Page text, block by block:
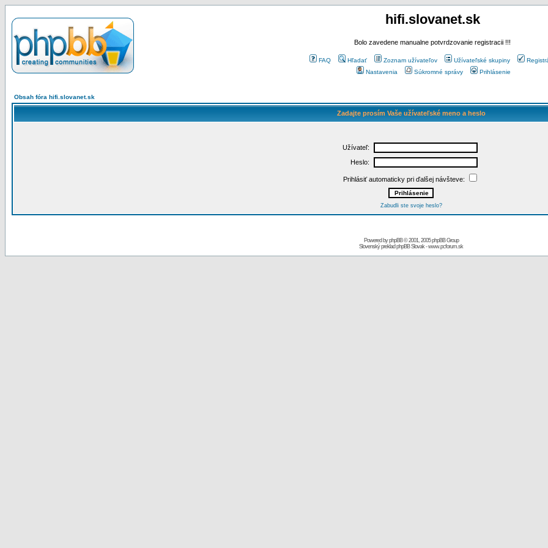
hifi.slovanet.sk
Bolo zavedene manualne potvrdzovanie registracii !!!
FAQ Hľadať Zoznam užívateľov Užívateľské skupiny
Nastavenia
Súkromné správy Prihlásenie
Obsah fóra hifi.slovanet.sk
Zadajte prosím Vaše užívateľské meno a heslo
Užívateľ:
Heslo:
Prihlásiť automaticky pri ďalšej návšteve:
Zabudli ste svoje heslo?
Powered byphpBB© 2001, 2005 phpBB Group
Slovenský preklad phpBB Slovak-www.pcforum.sk